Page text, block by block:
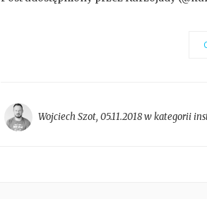
Wojciech Szot, 05.11.2018 w kategorii